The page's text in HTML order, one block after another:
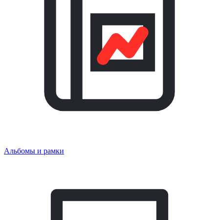
Альбомы и рамки